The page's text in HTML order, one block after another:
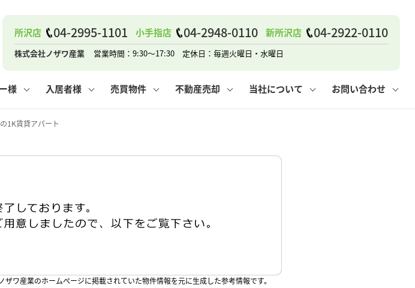
所沢店 04-2995-1101 小手指店 04-2948-0110 新所沢店 04-2922-0110
株式会社ノザワ産業 営業時間：9:30～17:30 定休日：毎週火曜日・水曜日
様 入居者様 売買物件 不動産売却 当社について お問い合わせ
覧履歴 保存した検索条件
管理のご依頼 お住まいの解約手続き その他の問合せ
よくある質問 マンションVS戸建て 賃貸vs持ち家
媒介契約の種類 売却時の諸費用 仲介と買取の違い
スタッフブログ 個人情報保護方針
1K賃貸アパート
ワ産業のホームぺージに掲載されていた物件情報を元に生成した参考情報です。